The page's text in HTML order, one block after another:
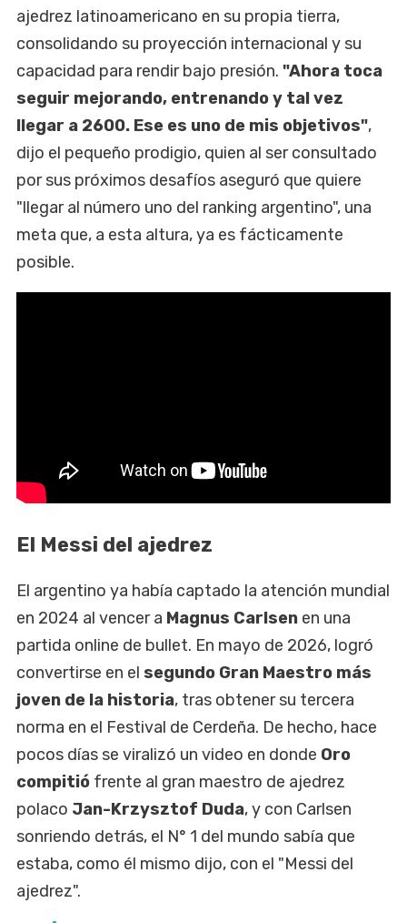
ajedrez latinoamericano en su propia tierra,
consolidando su proyección internacional y su
capacidad para rendir bajo presión. "Ahora toca
seguir mejorando, entrenando y tal vez
llegar a 2600. Ese es uno de mis objetivos",
dijo el pequeño prodigio, quien al ser consultado
por sus próximos desafíos aseguró que quiere
"llegar al número uno del ranking argentino", una
meta que, a esta altura, ya es fácticamente
posible.
El Messi del ajedrez
El argentino ya había captado la atención mundial
en 2024 al vencer a Magnus Carlsen en una
partida online de bullet. En mayo de 2026, logró
convertirse en el segundo Gran Maestro más
joven de la historia, tras obtener su tercera
norma en el Festival de Cerdeña. De hecho, hace
pocos días se viralizó un video en donde Oro
compitió frente al gran maestro de ajedrez
polaco Jan-Krzysztof Duda, y con Carlsen
sonriendo detrás, el N° 1 del mundo sabía que
estaba, como él mismo dijo, con el "Messi del
ajedrez".